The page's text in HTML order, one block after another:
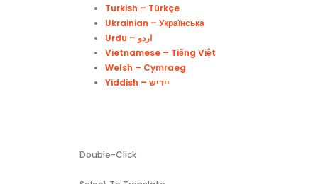
Turkish – Türkçe
Ukrainian – Українська
Vietnamese – Tiếng Việt
Welsh – Cymraeg
Yiddish – יידיש
Double-Click